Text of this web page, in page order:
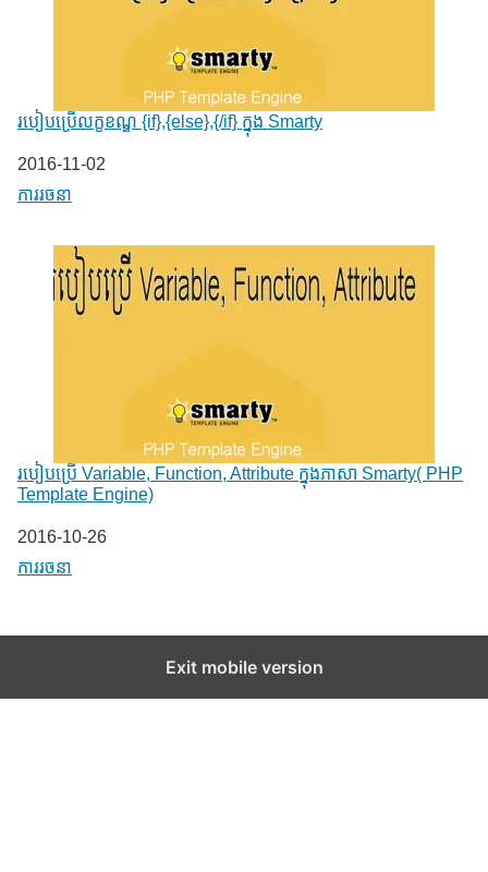
របៀបប្រើលក្ខខណ្ឌ {if},{else},{/if} ក្នុង Smarty
Date
2016-11-02
In relation to
ការរចនា
របៀបប្រើ Variable, Function, Attribute ក្នុងភាសា Smarty( PHP
Template Engine)
Date
2016-10-26
In relation to
ការរចនា
Exit mobile version